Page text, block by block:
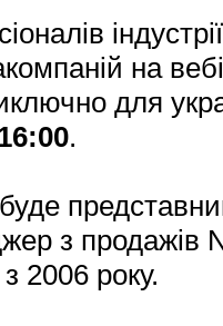
на
для
.
з продажів
2006 року.